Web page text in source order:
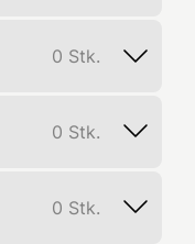
0 Stk.
0 Stk.
0 Stk.